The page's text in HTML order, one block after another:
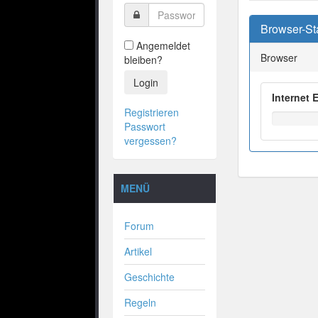
Angemeldet
bleiben?
Login
Registrieren
Passwort
vergessen?
MENÜ
Forum
Artikel
Geschichte
Regeln
Browser-
Browser
Internet